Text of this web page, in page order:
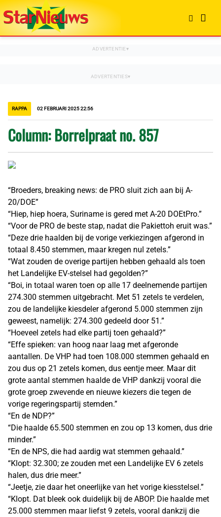
RAPPA 02 FEBRUARI 2025 22:56
Column: Borrelpraat no. 857
“Broeders, breaking news: de PRO sluit zich aan bij A-
20/DOE”
“Hiep, hiep hoera, Suriname is gered met A-20 DOEtPro.”
“Voor de PRO de beste stap, nadat die Pakiettoh eruit was.”
“Deze drie haalden bij de vorige verkiezingen afgerond in
totaal 8.450 stemmen, maar kregen nul zetels.”
“Wat zouden de overige partijen hebben gehaald als toen
het Landelijke EV-stelsel had gegolden?”
“Boi, in totaal waren toen op alle 17 deelnemende partijen
274.300 stemmen uitgebracht. Met 51 zetels te verdelen,
zou de landelijke kiesdeler afgerond 5.000 stemmen zijn
geweest, namelijk: 274.300 gedeeld door 51.”
“Hoeveel zetels had elke partij toen gehaald?”
“Effe spieken: van hoog naar laag met afgeronde
aantallen. De VHP had toen 108.000 stemmen gehaald en
zou dus op 21 zetels komen, dus eentje meer. Maar dit
grote aantal stemmen haalde de VHP dankzij vooral die
grote groep zwevende en nieuwe kiezers die tegen de
vorige regeringspartij stemden.”
“En de NDP?”
“Die haalde 65.500 stemmen en zou op 13 komen, dus drie
minder.”
“En de NPS, die had aardig wat stemmen gehaald.”
“Klopt: 32.300; ze zouden met een Landelijke EV 6 zetels
halen, dus drie meer.”
“Jeetje, zie daar het oneerlijke van het vorige kiesstelsel.”
“Klopt. Dat bleek ook duidelijk bij de ABOP. Die haalde met
25.000 stemmen maar liefst 9 zetels, vooral dankzij die